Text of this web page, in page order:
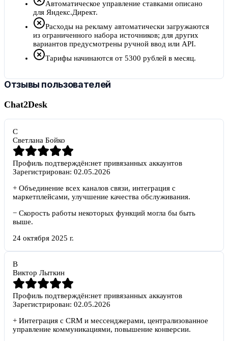
Автоматическое управление ставками описано
для Яндекс.Директ.
Расходы на рекламу автоматически загружаются
из ограниченного набора источников; для других
вариантов предусмотрены ручной ввод или API.
Тарифы начинаются от 5300 рублей в месяц.
Отзывы пользователей
Chat2Desk
С
Светлана Бойко
Профиль подтверждён:нет привязанных аккаунтов
Зарегистрирован: 02.05.2026
+ Объединение всех каналов связи, интеграция с
маркетплейсами, улучшение качества обслуживания.
− Скорость работы некоторых функций могла бы быть
выше.
24 октября 2025 г.
В
Виктор Лыткин
Профиль подтверждён:нет привязанных аккаунтов
Зарегистрирован: 02.05.2026
+ Интеграция с CRM и мессенджерами, централизованное
управление коммуникациями, повышение конверсии.